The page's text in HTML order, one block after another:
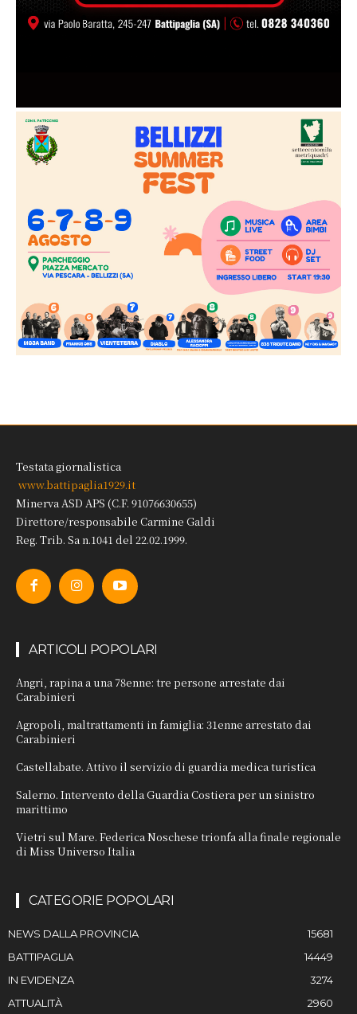
Testata giornalistica
www.battipaglia1929.it
Minerva ASD APS (C.F. 91076630655)
Direttore/responsabile Carmine Galdi
Reg. Trib. Sa n.1041 del 22.02.1999.
ARTICOLI POPOLARI
Angri, rapina a una 78enne: tre persone arrestate dai
Carabinieri
Agropoli, maltrattamenti in famiglia: 31enne arrestato dai
Carabinieri
Castellabate. Attivo il servizio di guardia medica turistica
Salerno. Intervento della Guardia Costiera per un sinistro
marittimo
Vietri sul Mare. Federica Noschese trionfa alla finale regionale
di Miss Universo Italia
CATEGORIE POPOLARI
NEWS DALLA PROVINCIA
15681
BATTIPAGLIA
14449
IN EVIDENZA
3274
ATTUALITÀ
2960